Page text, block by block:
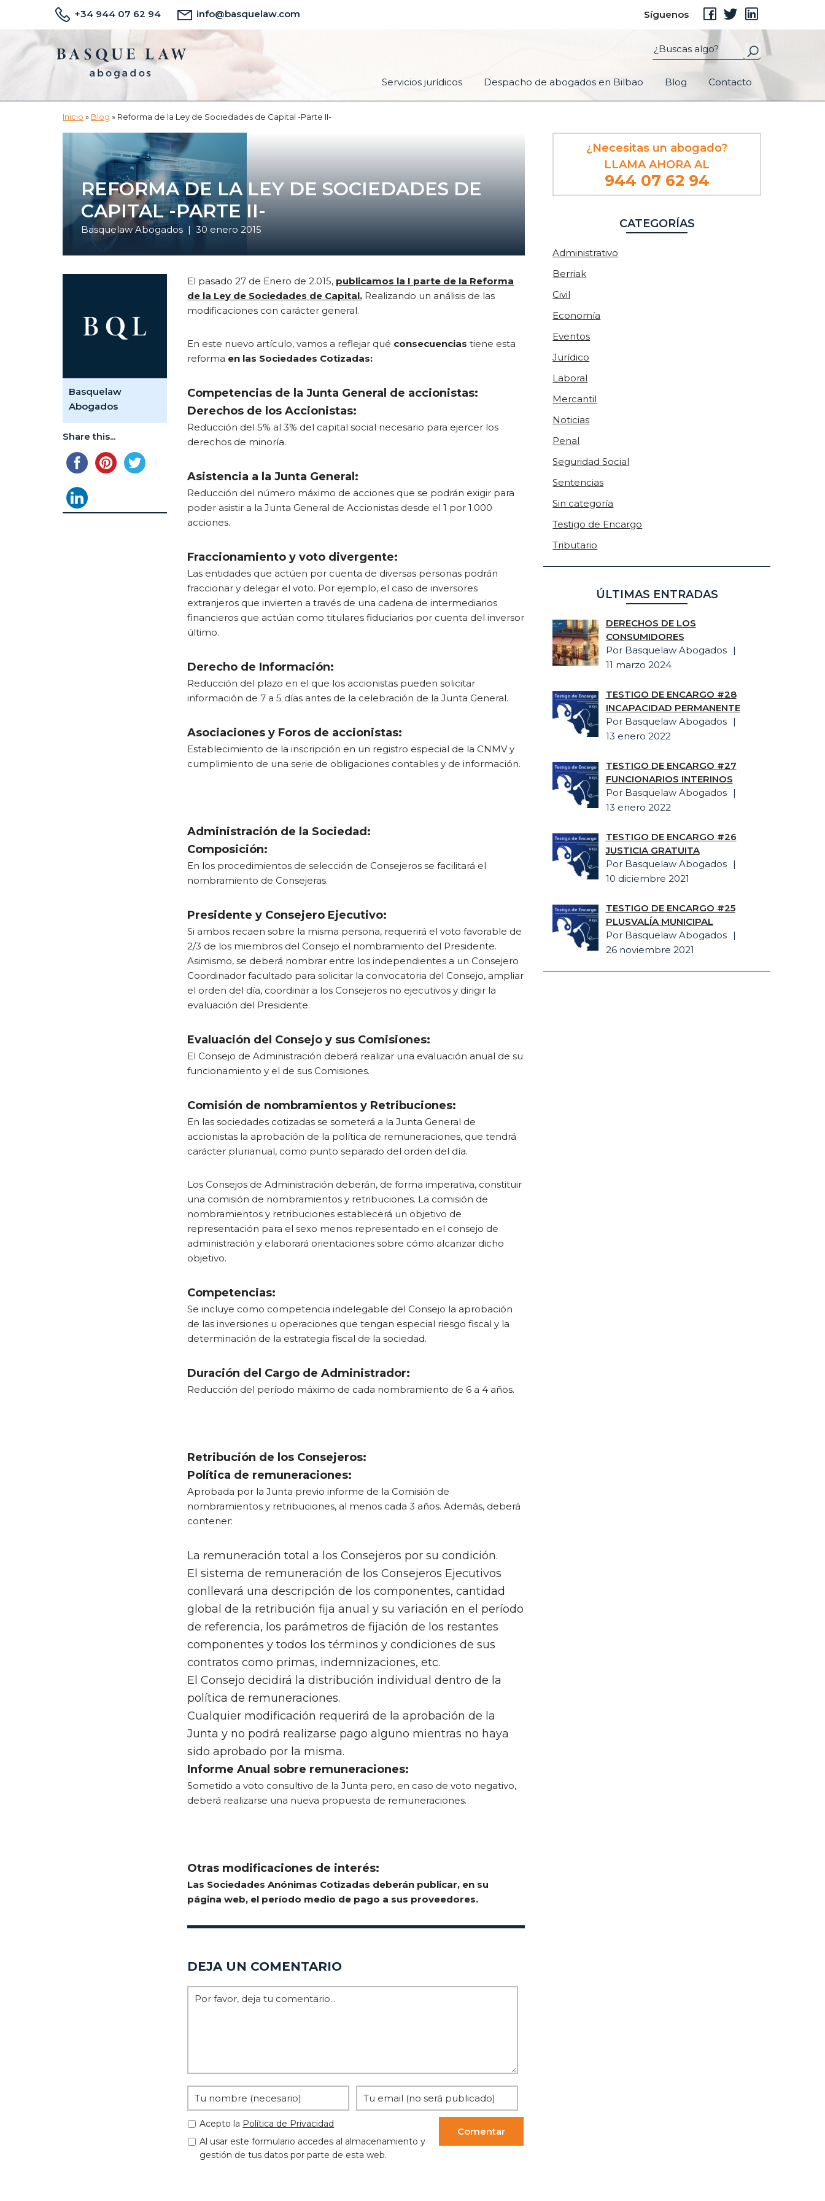
contenido
principal
+34 944 07 62 94 info@basquelaw.com Síguenos
Servicios jurídicos Despacho de abogados en Bilbao Blog Contacto
Inicio » Blog » Reforma de la Ley de Sociedades de Capital -Parte II-
REFORMA DE LA LEY DE SOCIEDADES DE
CAPITAL -PARTE II-
Basquelaw Abogados | 30 enero 2015
El pasado 27 de Enero de 2.015, publicamos la I parte de la Reforma
de la Ley de Sociedades de Capital. Realizando un análisis de las
modificaciones con carácter general.
En este nuevo artículo, vamos a reflejar qué consecuencias tiene esta
reforma en las Sociedades Cotizadas:
Competencias de la Junta General de accionistas:
Derechos de los Accionistas:
Reducción del 5% al 3% del capital social necesario para ejercer los
derechos de minoría.
Asistencia a la Junta General:
Reducción del número máximo de acciones que se podrán exigir para
poder asistir a la Junta General de Accionistas desde el 1 por 1.000
acciones.
Fraccionamiento y voto divergente:
Las entidades que actúen por cuenta de diversas personas podrán
fraccionar y delegar el voto. Por ejemplo, el caso de inversores
extranjeros que invierten a través de una cadena de intermediarios
financieros que actúan como titulares fiduciarios por cuenta del inversor
último.
Derecho de Información:
Reducción del plazo en el que los accionistas pueden solicitar
información de 7 a 5 días antes de la celebración de la Junta General.
Asociaciones y Foros de accionistas:
Establecimiento de la inscripción en un registro especial de la CNMV y
cumplimiento de una serie de obligaciones contables y de información.
Administración de la Sociedad:
Composición:
En los procedimientos de selección de Consejeros se facilitará el
nombramiento de Consejeras.
Presidente y Consejero Ejecutivo:
Si ambos recaen sobre la misma persona, requerirá el voto favorable de
2/3 de los miembros del Consejo el nombramiento del Presidente.
Asimismo, se deberá nombrar entre los independientes a un Consejero
Coordinador facultado para solicitar la convocatoria del Consejo, ampliar
el orden del día, coordinar a los Consejeros no ejecutivos y dirigir la
evaluación del Presidente.
Evaluación del Consejo y sus Comisiones:
El Consejo de Administración deberá realizar una evaluación anual de su
funcionamiento y el de sus Comisiones.
Comisión de nombramientos y Retribuciones:
En las sociedades cotizadas se someterá a la Junta General de
accionistas la aprobación de la política de remuneraciones, que tendrá
carácter plurianual, como punto separado del orden del día.
Los Consejos de Administración deberán, de forma imperativa, constituir
una comisión de nombramientos y retribuciones. La comisión de
nombramientos y retribuciones establecerá un objetivo de
representación para el sexo menos representado en el consejo de
administración y elaborará orientaciones sobre cómo alcanzar dicho
objetivo.
Competencias:
Se incluye como competencia indelegable del Consejo la aprobación
de las inversiones u operaciones que tengan especial riesgo fiscal y la
determinación de la estrategia fiscal de la sociedad.
Duración del Cargo de Administrador:
Reducción del período máximo de cada nombramiento de 6 a 4 años.
Retribución de los Consejeros:
Política de remuneraciones:
Aprobada por la Junta previo informe de la Comisión de
nombramientos y retribuciones, al menos cada 3 años. Además, deberá
contener:
La remuneración total a los Consejeros por su condición.
El sistema de remuneración de los Consejeros Ejecutivos
conllevará una descripción de los componentes, cantidad
global de la retribución fija anual y su variación en el período
de referencia, los parámetros de fijación de los restantes
componentes y todos los términos y condiciones de sus
contratos como primas, indemnizaciones, etc.
El Consejo decidirá la distribución individual dentro de la
política de remuneraciones.
Cualquier modificación requerirá de la aprobación de la
Junta y no podrá realizarse pago alguno mientras no haya
sido aprobado por la misma.
Informe Anual sobre remuneraciones:
Sometido a voto consultivo de la Junta pero, en caso de voto negativo,
deberá realizarse una nueva propuesta de remuneraciones.
Otras modificaciones de interés:
Las Sociedades Anónimas Cotizadas deberán publicar, en su
página web, el período medio de pago a sus proveedores.
DEJA UN COMENTARIO
Acepto la Política de Privacidad
Al usar este formulario accedes al almacenamiento y
gestión de tus datos por parte de esta web.
Basquelaw
Abogados
Share this...
Barra
principal
¿Necesitas un abogado?
LLAMA AHORA AL
944 07 62 94
CATEGORÍAS
Administrativo
Berriak
Civil
Economía
Eventos
Jurídico
Laboral
Mercantil
Noticias
Penal
Seguridad Social
Sentencias
Sin categoría
Testigo de Encargo
Tributario
ÚLTIMAS ENTRADAS
DERECHOS DE LOS
CONSUMIDORES
Por Basquelaw Abogados
11 marzo 2024
TESTIGO DE ENCARGO #28
INCAPACIDAD PERMANENTE
Por Basquelaw Abogados
13 enero 2022
TESTIGO DE ENCARGO #27
FUNCIONARIOS INTERINOS
Por Basquelaw Abogados
13 enero 2022
TESTIGO DE ENCARGO #26
JUSTICIA GRATUITA
Por Basquelaw Abogados
10 diciembre 2021
TESTIGO DE ENCARGO #25
PLUSVALÍA MUNICIPAL
Por Basquelaw Abogados
26 noviembre 2021